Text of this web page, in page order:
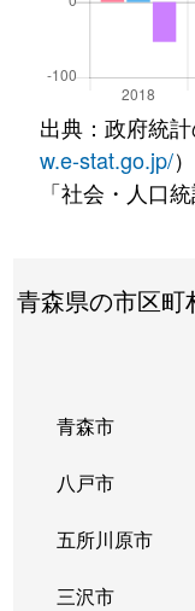
出典：政府統
w.e-stat.go.jp/）
「社会・人口
青森県の市区町
青森市
八戸市
五所川原市
三沢市